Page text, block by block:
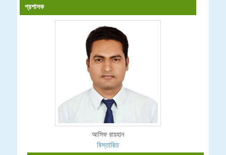
প্রশাসক
আসিফ রায়হান
বিস্তারিত